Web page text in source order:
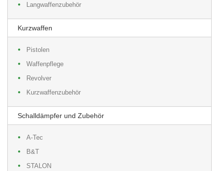
Langwaffenzubehör
Kurzwaffen
Pistolen
Waffenpflege
Revolver
Kurzwaffenzubehör
Schalldämpfer und Zubehör
A-Tec
B&T
STALON